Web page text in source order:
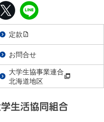
定款
お問合せ
大学生協事業連合
北海道地区